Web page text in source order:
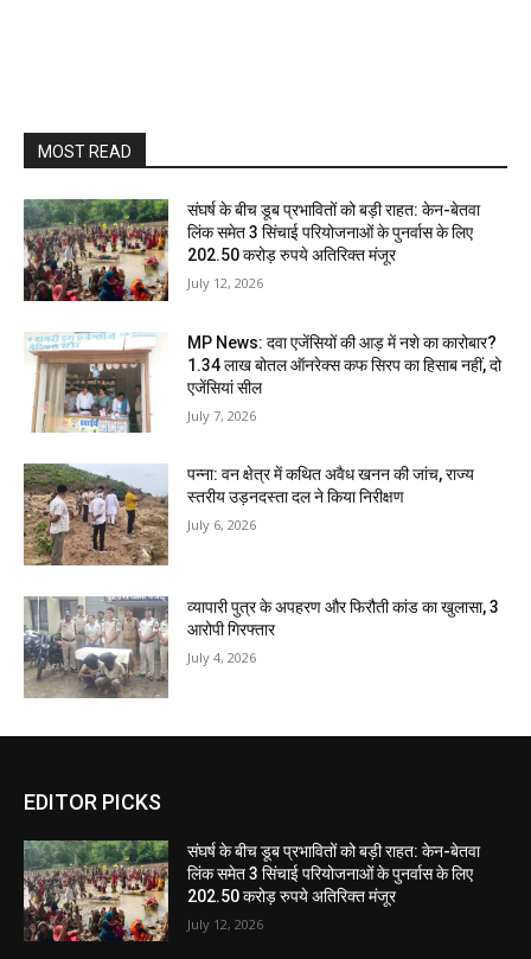
MOST READ
संघर्ष के बीच डूब प्रभावितों को बड़ी राहत: केन-बेतवा
लिंक समेत 3 सिंचाई परियोजनाओं के पुनर्वास के लिए
202.50 करोड़ रुपये अतिरिक्त मंजूर
July 12, 2026
MP News: दवा एजेंसियों की आड़ में नशे का कारोबार?
1.34 लाख बोतल ऑनरेक्स कफ सिरप का हिसाब नहीं, दो
एजेंसियां सील
July 7, 2026
पन्ना: वन क्षेत्र में कथित अवैध खनन की जांच, राज्य
स्तरीय उड़नदस्ता दल ने किया निरीक्षण
July 6, 2026
व्यापारी पुत्र के अपहरण और फिरौती कांड का खुलासा, 3
आरोपी गिरफ्तार
July 4, 2026
EDITOR PICKS
संघर्ष के बीच डूब प्रभावितों को बड़ी राहत: केन-बेतवा
लिंक समेत 3 सिंचाई परियोजनाओं के पुनर्वास के लिए
202.50 करोड़ रुपये अतिरिक्त मंजूर
July 12, 2026